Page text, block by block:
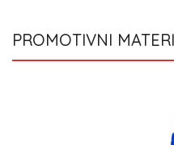
PROMOTIVNI